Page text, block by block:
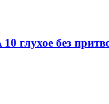
глухое без